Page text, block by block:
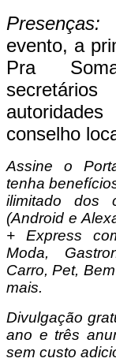
Presenças:
evento, a
Pra
conselho
Assine o
tenha
ilimitado dos
(Android e
+ Express
Moda,
Carro, Pet,
mais.
Divulgação
ano e três
sem custo